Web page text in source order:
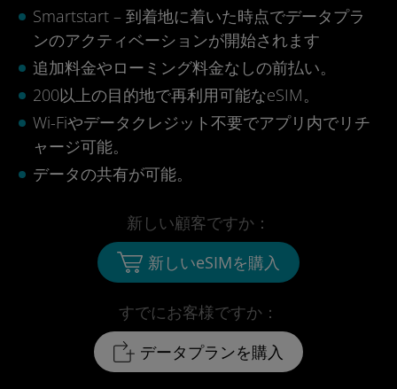
Smartstart – 到着地に着いた時点でデータプラ
ンのアクティベーションが開始されます
追加料金やローミング料金なしの前払い。
200以上の目的地で再利用可能なeSIM。
Wi-Fiやデータクレジット不要でアプリ内でリチ
ャージ可能。
データの共有が可能。
すでにお客様ですか：
データプランを購入
新しい顧客ですか：
新しいeSIMを購入